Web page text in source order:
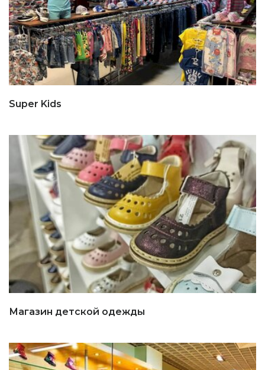
Super Kids
Магазин детской одежды